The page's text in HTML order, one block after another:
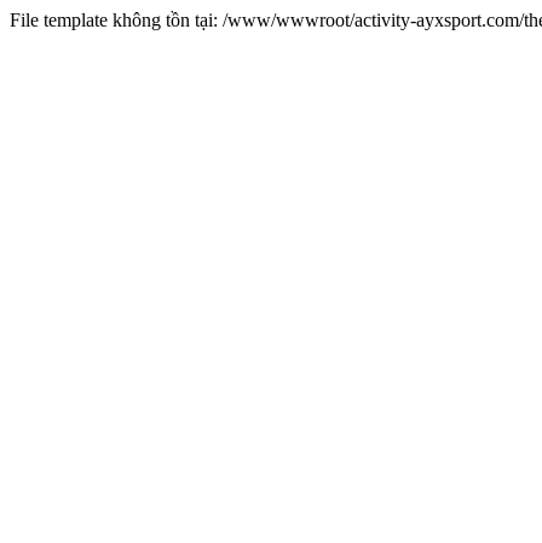
File template không tồn tại: /www/wwwroot/activity-ayxsport.com/